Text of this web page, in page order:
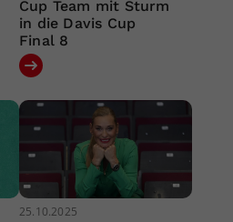
Cup Team mit Sturm
in die Davis Cup
Final 8
25.10.2025